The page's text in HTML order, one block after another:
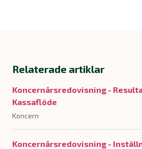
Relaterade artiklar
Koncernårsredovisning -
Kassaflöde
Koncern
Koncernårsredovisning -